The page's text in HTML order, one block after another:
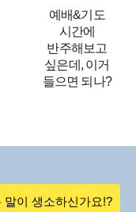
예배&기도
시간에
반주해보고
싶은데, 이거
들으면 되나?
말이 생소하신가요!?